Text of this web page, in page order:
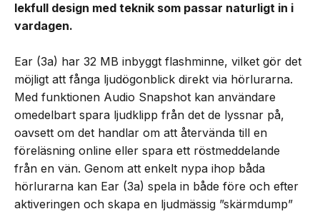
lekfull design med teknik som passar naturligt in i
vardagen.
Ear (3a) har 32 MB inbyggt flashminne, vilket gör det
möjligt att fånga ljudögonblick direkt via hörlurarna.
Med funktionen Audio Snapshot kan användare
omedelbart spara ljudklipp från det de lyssnar på,
oavsett om det handlar om att återvända till en
föreläsning online eller spara ett röstmeddelande
från en vän. Genom att enkelt nypa ihop båda
hörlurarna kan Ear (3a) spela in både före och efter
aktiveringen och skapa en ljudmässig ”skärmdump”